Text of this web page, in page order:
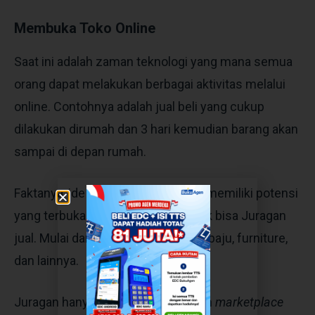
Membuka Toko Online
Saat ini adalah zaman teknologi yang mana semua
orang dapat melakukan berbagai aktivitas melalui
online. Contohnya adalah jual beli yang cukup
dilakukan dirumah dan 3 hari kemudian barang akan
sampai di depan rumah.
Faktanya,ide usaha modal kecilini memiliki potensi
yang terbuka lebar. Beragam produk bisa Juragan
jual. Mulai dari makanan, minuman, baju, furniture,
dan lainnya.
Juragan hanya perlu membuat akun marketplace